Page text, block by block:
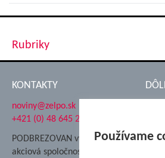
Rubriky
KONTAKTY
noviny@zelpo.sk
+421 (0) 48 645 2711
PODBREZOVAN vydáva
akciová spoločnosť
Používame